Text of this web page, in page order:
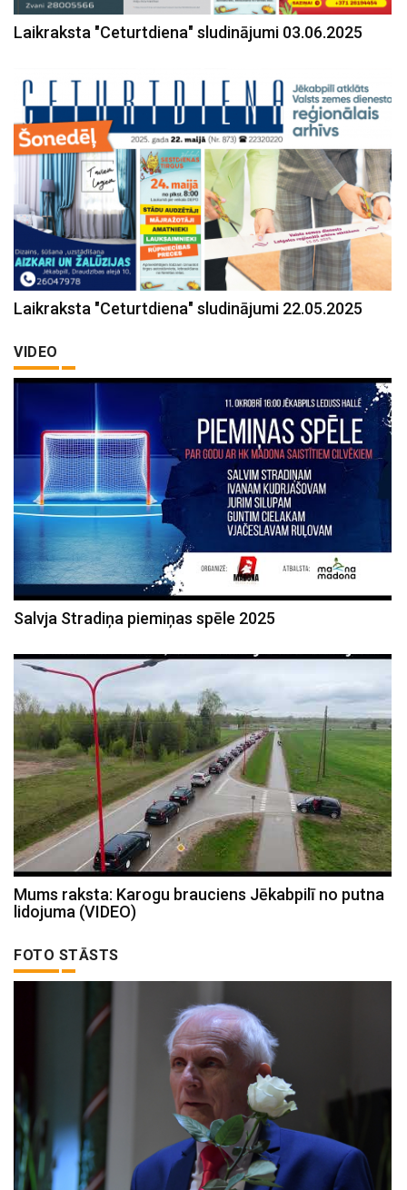
Laikraksta "Ceturtdiena" sludinājumi 03.06.2025
Laikraksta "Ceturtdiena" sludinājumi 22.05.2025
VIDEO
Salvja Stradiņa piemiņas spēle 2025
Mums raksta: Karogu brauciens Jēkabpilī no putna
lidojuma (VIDEO)
FOTO STĀSTS